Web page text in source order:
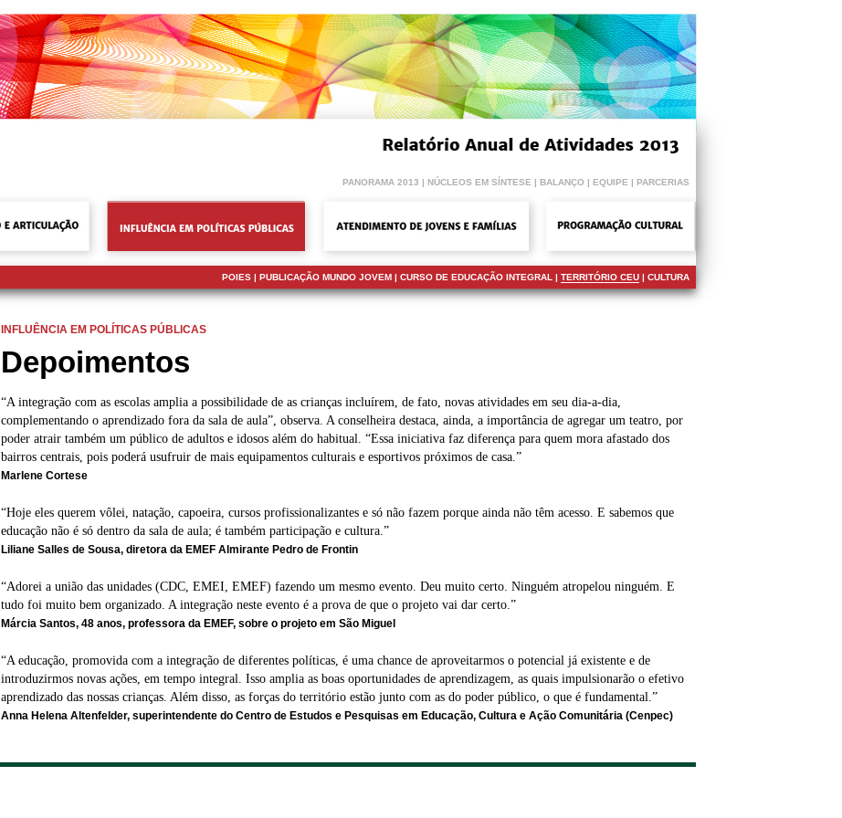
PANORAMA 2013 | NÚCLEOS EM SÍNTESE | BALANÇO | EQUIPE | PARCERIAS
POIES | PUBLICAÇÃO MUNDO JOVEM | CURSO DE EDUCAÇÃO INTEGRAL | TERRITÓRIO CEU | CULTURA
INFLUÊNCIA EM POLÍTICAS PÚBLICAS
Depoimentos
“A integração com as escolas amplia a possibilidade de as crianças incluírem, de fato, novas atividades em seu dia-a-dia,
complementando o aprendizado fora da sala de aula”, observa. A conselheira destaca, ainda, a importância de agregar um teatro, por
poder atrair também um público de adultos e idosos além do habitual. “Essa iniciativa faz diferença para quem mora afastado dos
bairros centrais, pois poderá usufruir de mais equipamentos culturais e esportivos próximos de casa.”
Marlene Cortese
“Hoje eles querem vôlei, natação, capoeira, cursos profissionalizantes e só não fazem porque ainda não têm acesso. E sabemos que
educação não é só dentro da sala de aula; é também participação e cultura.”
Liliane Salles de Sousa, diretora da EMEF Almirante Pedro de Frontin
“Adorei a união das unidades (CDC, EMEI, EMEF) fazendo um mesmo evento. Deu muito certo. Ninguém atropelou ninguém. E
tudo foi muito bem organizado. A integração neste evento é a prova de que o projeto vai dar certo.”
Márcia Santos, 48 anos, professora da EMEF, sobre o projeto em São Miguel
“A educação, promovida com a integração de diferentes políticas, é uma chance de aproveitarmos o potencial já existente e de
introduzirmos novas ações, em tempo integral. Isso amplia as boas oportunidades de aprendizagem, as quais impulsionarão o efetivo
aprendizado das nossas crianças. Além disso, as forças do território estão junto com as do poder público, o que é fundamental.”
Anna Helena Altenfelder, superintendente do Centro de Estudos e Pesquisas em Educação, Cultura e Ação Comunitária (Cenpec)